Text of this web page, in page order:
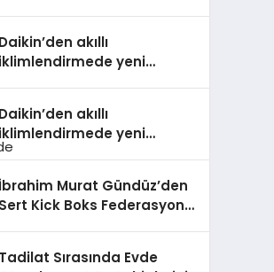
Daikin’den akıllı
iklimlendirmede yeni
Daikin’den akıllı
iklimlendirmede yeni
Madoka Plus
İbrahim Murat Gündüz’den
Sert Kick Boks Federasyonu
Tadilat Sırasında Evde